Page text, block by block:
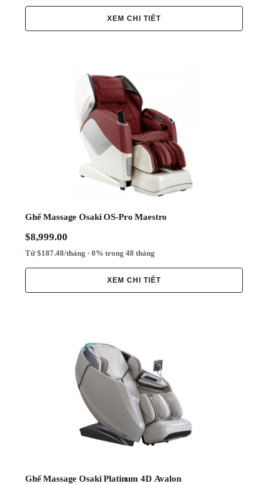
XEM CHI TIẾT
Ghế Massage Osaki OS-Pro Maestro
$8,999.00
Từ $187.48/tháng · 0% trong 48 tháng
XEM CHI TIẾT
Ghế Massage Osaki Platinum 4D Avalon